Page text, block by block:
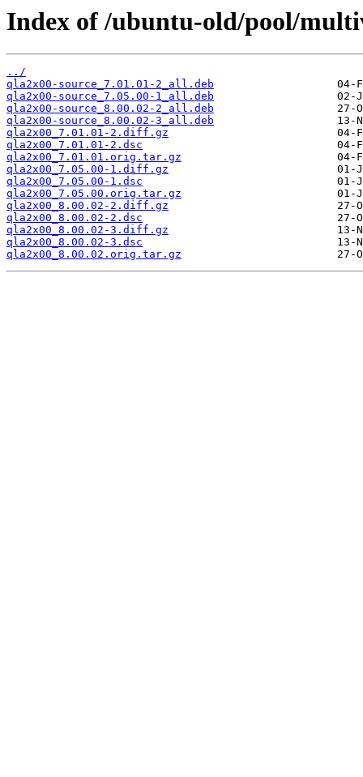
Index of /ubuntu-old/pool/
../
qla2x00-source_7.01.01-2_all.deb
qla2x00-source_7.05.00-1_all.deb
qla2x00-source_8.00.02-2_all.deb
qla2x00-source_8.00.02-3_all.deb
qla2x00_7.01.01-2.diff.gz
qla2x00_7.01.01-2.dsc
qla2x00_7.01.01.orig.tar.gz
qla2x00_7.05.00-1.diff.gz
qla2x00_7.05.00-1.dsc
qla2x00_7.05.00.orig.tar.gz
qla2x00_8.00.02-2.diff.gz
qla2x00_8.00.02-2.dsc
qla2x00_8.00.02-3.diff.gz
qla2x00_8.00.02-3.dsc
qla2x00_8.00.02.orig.tar.gz